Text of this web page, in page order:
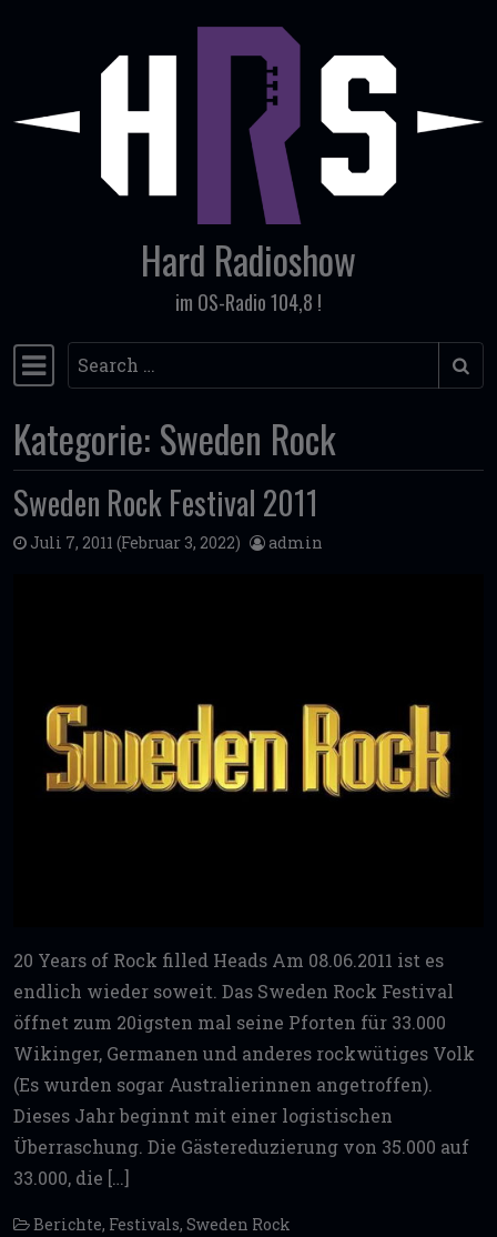
Skip to content
Hard Radioshow
im OS-Radio 104,8 !
Main Navigation
Search
Kategorie: Sweden Rock
Sweden Rock Festival 2011
Juli 7, 2011 (Februar 3, 2022) admin
20 Years of Rock filled Heads Am 08.06.2011 ist es
endlich wieder soweit. Das Sweden Rock Festival
öffnet zum 20igsten mal seine Pforten für 33.000
Wikinger, Germanen und anderes rockwütiges Volk
(Es wurden sogar Australierinnen angetroffen).
Dieses Jahr beginnt mit einer logistischen
Überraschung. Die Gästereduzierung von 35.000 auf
33.000, die […]
Berichte, Festivals, Sweden Rock